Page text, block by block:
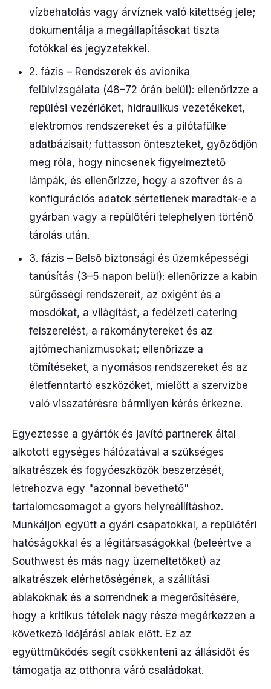
vízbehatolás vagy árvíznek való kitettség jele;
dokumentálja a megállapításokat tiszta
fotókkal és jegyzetekkel.
2. fázis – Rendszerek és avionika
felülvizsgálata (48–72 órán belül): ellenőrizze a
repülési vezérlőket, hidraulikus vezetékeket,
elektromos rendszereket és a pilótafülke
adatbázisait; futtasson önteszteket, győződjön
meg róla, hogy nincsenek figyelmeztető
lámpák, és ellenőrizze, hogy a szoftver és a
konfigurációs adatok sértetlenek maradtak-e a
gyárban vagy a repülőtéri telephelyen történő
tárolás után.
3. fázis – Belső biztonsági és üzemképességi
tanúsítás (3–5 napon belül): ellenőrizze a kabin
sürgősségi rendszereit, az oxigént és a
mosdókat, a világítást, a fedélzeti catering
felszerelést, a rakománytereket és az
ajtómechanizmusokat; ellenőrizze a
tömítéseket, a nyomásos rendszereket és az
életfenntartó eszközöket, mielőtt a szervizbe
való visszatérésre bármilyen kérés érkezne.
Egyeztesse a gyártók és javító partnerek által
alkotott egységes hálózatával a szükséges
alkatrészek és fogyóeszközök beszerzését,
létrehozva egy "azonnal bevethető"
tartalomcsomagot a gyors helyreállításhoz.
Munkáljon együtt a gyári csapatokkal, a repülőtéri
hatóságokkal és a légitársaságokkal (beleértve a
Southwest és más nagy üzemeltetőket) az
alkatrészek elérhetőségének, a szállítási
ablakoknak és a sorrendnek a megerősítésére,
hogy a kritikus tételek nagy része megérkezzen a
következő időjárási ablak előtt. Ez az
együttműködés segít csökkenteni az állásidőt és
támogatja az otthonra váró családokat.